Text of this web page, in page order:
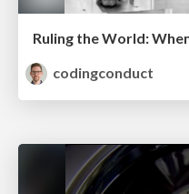
Ruling the World:
codingconduct